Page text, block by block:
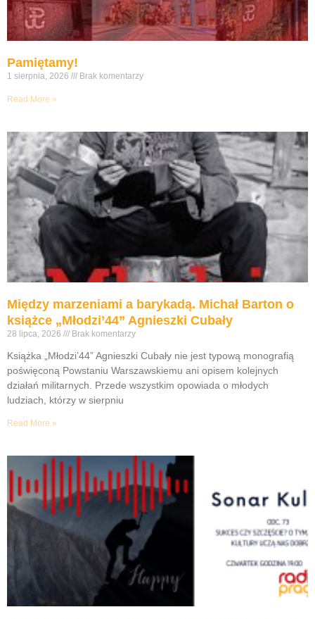
Pamiętamy!
1 sierpnia, 2026 Brak komentarzy
Read More »
Między marzeniami a barykadą. Michał Barton o
książce „Młodzi’44” Agnieszki Cubały
28 lipca, 2026 Brak komentarzy
Książka „Młodzi’44” Agnieszki Cubały nie jest typową monografią
poświęconą Powstaniu Warszawskiemu ani opisem kolejnych
działań militarnych. Przede wszystkim opowiada o młodych
ludziach, którzy w sierpniu
Read More »